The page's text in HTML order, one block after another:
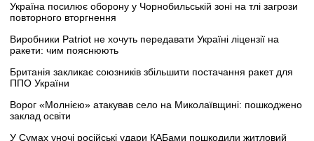
Україна посилює оборону у Чорнобильській зоні на тлі загрози
повторного вторгнення
Виробники Patriot не хочуть передавати Україні ліцензії на
ракети: чим пояснюють
Британія закликає союзників збільшити постачання ракет для
ППО України
Ворог «Молнією» атакував село на Миколаївщині: пошкоджено
заклад освіти
У Сумах уночі російські удари КАБами пошкодили житловий